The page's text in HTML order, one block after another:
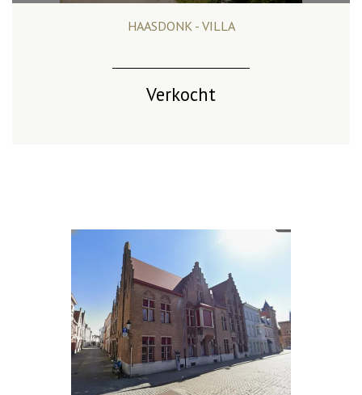
566 m² 4 3
HAASDONK - VILLA
Verkocht